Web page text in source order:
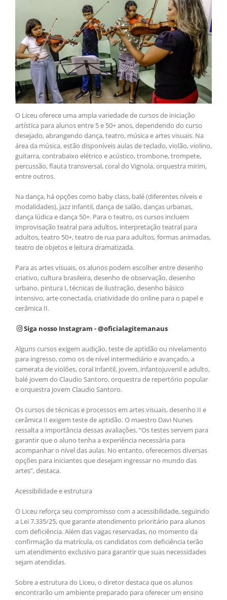
O Liceu oferece uma ampla variedade de cursos de iniciação
artística para alunos entre 5 e 50+ anos, dependendo do curso
desejado, abrangendo dança, teatro, música e artes visuais. Na
área da música, estão disponíveis aulas de teclado, violão, violino,
guitarra, contrabaixo elétrico e acústico, trombone, trompete,
percussão, flauta transversal, coral do Vignola, orquestra mirim,
entre outros.
Na dança, há opções como baby class, balé (diferentes níveis e
modalidades), jazz infantil, dança de salão, danças urbanas,
dança lúdica e dança 50+. Para o teatro, os cursos incluem
improvisação teatral para adultos, interpretação teatral para
adultos, teatro 50+, teatro de rua para adultos, formas animadas,
teatro de objetos e leitura dramatizada.
Para as artes visuais, os alunos podem escolher entre desenho
criativo, cultura brasileira, desenho de observação, desenho
urbano, pintura I, técnicas de ilustração, desenho básico
intensivo, arte conectada, criatividade do online para o papel e
cerâmica II.
Siga nosso Instagram - @oficialagitemanaus
Alguns cursos exigem audição, teste de aptidão ou nivelamento
para ingresso, como os de nível intermediário e avançado, a
camerata de violões, coral infantil, jovem, infantojuvenil e adulto,
balé jovem do Claudio Santoro, orquestra de repertório popular
e orquestra jovem Claudio Santoro.
Os cursos de técnicas e processos em artes visuais, desenho II e
cerâmica II exigem teste de aptidão. O maestro Davi Nunes
ressalta a importância dessas avaliações. “Os testes servem para
garantir que o aluno tenha a experiência necessária para
acompanhar o nível das aulas. No entanto, oferecemos diversas
opções para iniciantes que desejam ingressar no mundo das
artes”, destaca.
Acessibilidade e estrutura
O Liceu reforça seu compromisso com a acessibilidade, seguindo
a Lei 7.335/25, que garante atendimento prioritário para alunos
com deficiência. Além das vagas reservadas, no momento da
confirmação da matrícula, os candidatos com deficiência terão
um atendimento exclusivo para garantir que suas necessidades
sejam atendidas.
Sobre a estrutura do Liceu, o diretor destaca que os alunos
encontrarão um ambiente preparado para oferecer um ensino